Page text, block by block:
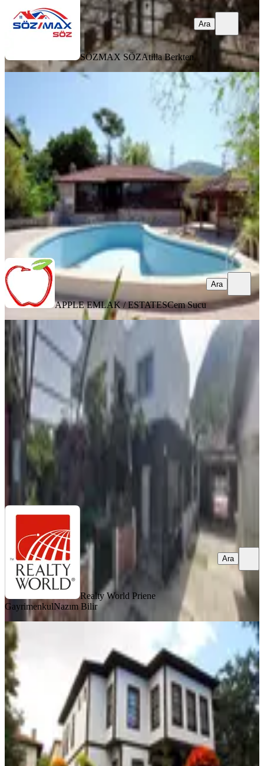
SÖZMAX SÖZAtilla Berkten
Ara
Yaka'da Butik Otel Konseptli Doğa İçi
Eşsiz Satılık Tesis
Muğla, Seydikemer
1911 m² ·07.07.2026
19.000.000 ₺
APPLE EMLAK / ESTATESCem Sucu
APPLE EMLAK / ESTATESCem Sucu
Ara
Priene Antik Kenti Yakınında Satılık
Meandros Butik Otel
Aydın, Söke
1520 m² ·06.07.2026
24.500.000 ₺
Realty World Priene Gayrimenkul Nazım Bilir
Realty World Priene
GayrimenkulNazım Bilir
Ara
Mehveş Hanım Konağı
Karabük, Safranbolu
891 m²·26.06.2026
52.252.000 ₺
Remax PashaFatma Şengül